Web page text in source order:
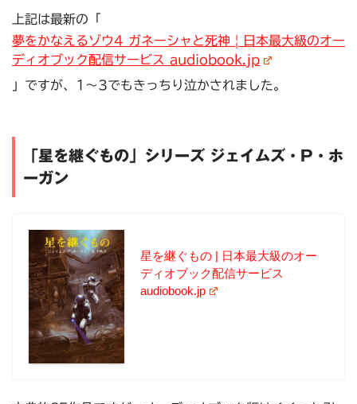
上記は最新の「
夢をかなえるゾウ4 ガネーシャと死神 | 日本最大級のオー
ディオブック配信サービス audiobook.jp
」ですが、1〜3でもきっちり泣かされました。
「星を継ぐもの」シリーズ ジェイムズ・P・ホ
ーガン
星を継ぐもの | 日本最大級のオー
ディオブック配信サービス
audiobook.jp